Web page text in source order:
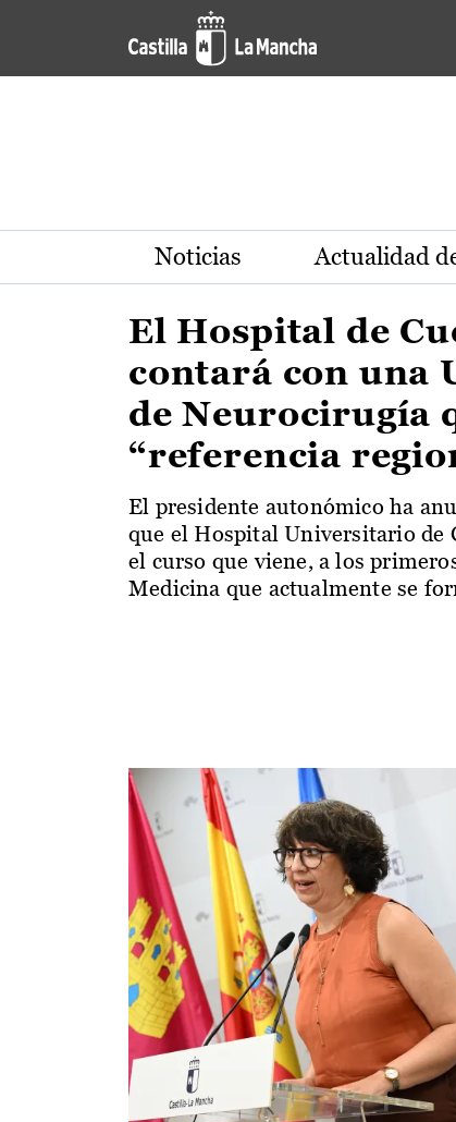
Pasar al contenido principal
Actualidad de la región
Noticias Actualidad
El Hospital de
contará con una
de Neurocirugía
“referencia
El presidente autonómico ha
que el Hospital Universitario de
el curso que viene, a los
Medicina que actualmente se